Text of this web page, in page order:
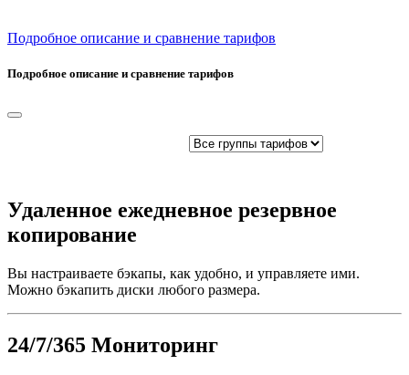
Подробное описание и сравнение тарифов
Подробное описание и сравнение тарифов
Удаленное ежедневное резервное
копирование
Вы настраиваете бэкапы, как удобно, и управляете ими.
Можно бэкапить диски любого размера.
24/7/365 Мониторинг